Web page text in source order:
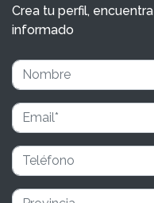
Crea tu perfil,
informado